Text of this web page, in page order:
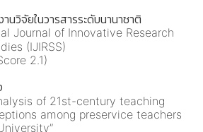
วิจัยในวารสารระดับนานาชาติ
Journal of Innovative Research
(IJIRSS)
2.1)
of 21st-century teaching
among preservice teachers